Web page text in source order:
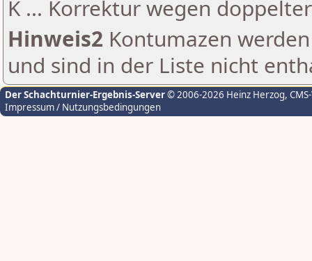
K ... Korrektur wegen
Hinweis2 Kontumazen
und sind in der Liste nicht
Der Schachturnier-Ergebnis-Server© 2006-2026 Heinz Herzog,
Impressum / Nutzungsbedingungen